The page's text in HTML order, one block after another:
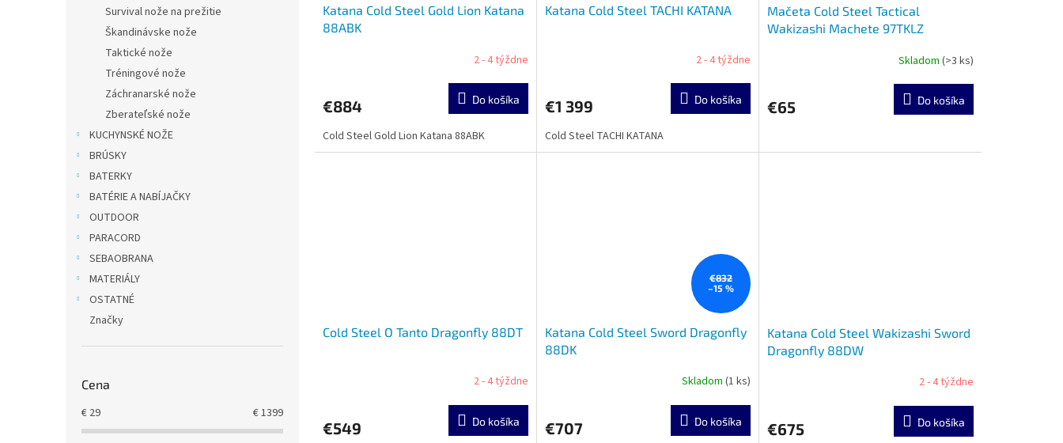
Survival nože na prežitie
Škandinávske nože
Taktické nože
Tréningové nože
Záchranarské nože
Zberateľské nože
KUCHYNSKÉ NOŽE
BRÚSKY
BATERKY
BATÉRIE A NABÍJAČKY
OUTDOOR
PARACORD
SEBAOBRANA
MATERIÁLY
OSTATNÉ
Značky
Cena
€ 29 €1399
Katana Cold Steel Gold Lion Katana
88ABK
2 - 4 týždne
€884 Do košíka
Cold Steel Gold Lion Katana 88ABK
Katana Cold Steel TACHI KATANA
2 - 4 týždne
€1 399 Do košíka
Cold Steel TACHI KATANA
Mačeta Cold Steel Tactical
Wakizashi Machete 97TKLZ
Skladom (>3 ks)
€65 Do košíka
Cold Steel O Tanto Dragonfly 88DT
2 - 4 týždne
€549 Do košíka
€832
–15 %
Katana Cold Steel Sword Dragonfly
88DK
Skladom (1 ks)
€707 Do košíka
Katana Cold Steel Wakizashi Sword
Dragonfly 88DW
2 - 4 týždne
€675 Do košíka